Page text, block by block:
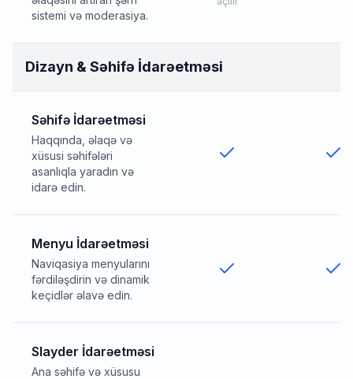
sistemi və moderasiya.
Dizayn & Səhifə İdarəetməsi
Səhifə İdarəetməsi
Haqqında, əlaqə və
xüsusi səhifələri
asanlıqla yaradın və
idarə edin.
Menyu İdarəetməsi
Naviqasiya menyularını
fərdiləşdirin və dinamik
keçidlər əlavə edin.
Slayder İdarəetməsi
Ana səhifə və xüsusu